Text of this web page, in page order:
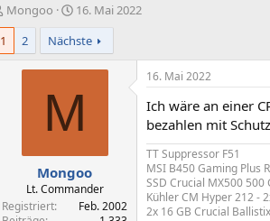
E
r
t
Mongoo
E
r
s
t
e
l
m
16. Mai 2022
1
2 Nächste
M
Mongoo
Lt. Commander
Registriert
Feb. 2002
16. Mai 2022
Ich wäre an einer
bezahlen mit
TT Suppressor F51
MSI B450 Gaming Plus
SSD Crucial MX500 500
Kühler CM Hyper 212 -
2x 16 GB Crucial